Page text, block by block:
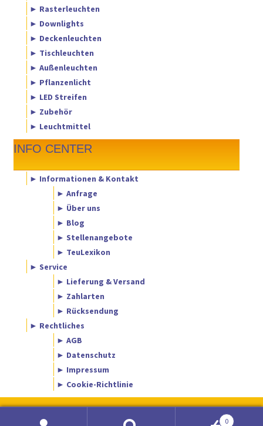
► Rasterleuchten
► Downlights
► Deckenleuchten
► Tischleuchten
► Außenleuchten
► Pflanzenlicht
► LED Streifen
► Zubehör
► Leuchtmittel
INFO CENTER
► Informationen & Kontakt
► Anfrage
► Über uns
► Blog
► Stellenangebote
► TeuLexikon
► Service
► Lieferung & Versand
► Zahlarten
► Rücksendung
► Rechtliches
► AGB
► Datenschutz
► Impressum
► Cookie-Richtlinie
0